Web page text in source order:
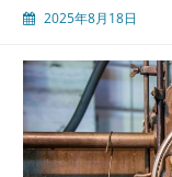
2025年8月18日